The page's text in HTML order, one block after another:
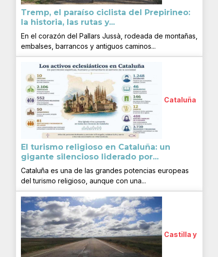
Tremp, el paraíso ciclista del Prepirineo:
la historia, las rutas y...
En el corazón del Pallars Jussà, rodeada de montañas,
embalses, barrancos y antiguos caminos...
Cataluña
El turismo religioso en Cataluña: un
gigante silencioso liderado por...
Cataluña es una de las grandes potencias europeas
del turismo religioso, aunque con una...
Castilla y